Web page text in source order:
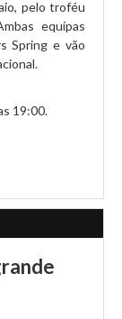
pelo troféu
equipas
Spring e vão
19:00.